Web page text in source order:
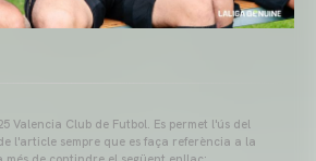
Valencia Club de Futbol. Es permet l'ús del
l'article sempre que es faça referència a la